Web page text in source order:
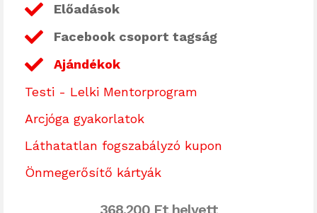
Előadások
Facebook csoport tagság
Ajándékok
Testi - Lelki Mentorprogram
Arcjóga gyakorlatok
Láthatatlan fogszabályzó kupon
Önmegerősítő kártyák
368.200 Ft helyett